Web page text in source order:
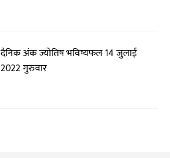
दैनिक अंक ज्योतिष भविष्यफल 14 जुलाई
2022 गुरुवार